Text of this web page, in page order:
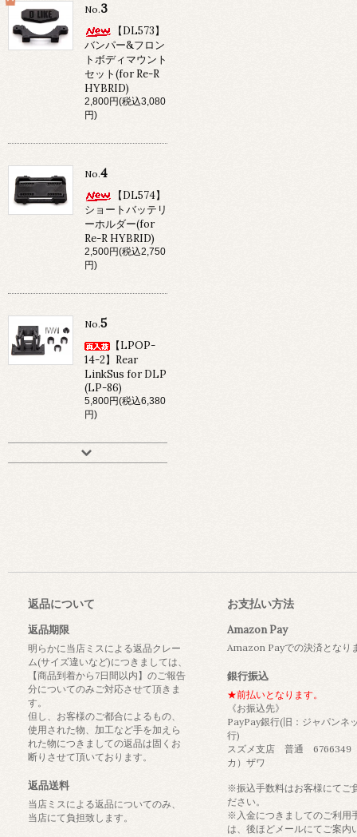
No.3
【DL573】
バンパー&フロン
トボディマウント
セット(for Re-R
HYBRID)
2,800円(税込3,080
円)
No.4
【DL574】
ショートバッテリ
ーホルダー(for
Re-R HYBRID)
2,500円(税込2,750
円)
No.5
【LPOP-
14-2】Rear
LinkSus for DLP
(LP-86)
5,800円(税込6,380
円)
返品について
返品期限
明らかに当店ミスによる返品クレー
ム(サイズ違いなど)につきましては、
【商品到着から7日間以内】のご報告
分についてのみご対応させて頂きま
す。
但し、お客様のご都合によるもの、
使用された物、加工など手を加えら
れた物につきましての返品は固くお
断りさせて頂いております。
返品送料
当店ミスによる返品についてのみ、
当店にて負担致します。
お支払い方法
Amazon Pay
Amazon Payでの決済となり
銀行振込
★前払いとなります。
《お振込先》
PayPay銀行(旧：ジャパンネ
行)
スズメ支店 普通 6766349
カ）ザワ
※振込手数料はお客様にてご
ださい。
※入金につきましてのご利用
は、後ほどメールにてご案内